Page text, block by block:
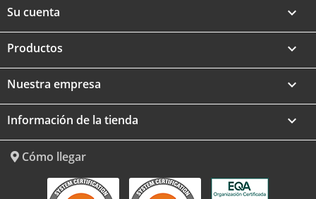
Su cuenta 
Productos 
Nuestra empresa 
Información de la tienda keyboard_arrow_down
Cómo llegar